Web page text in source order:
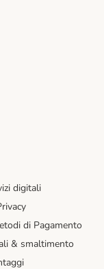
digitali
di Pagamento
& smaltimento